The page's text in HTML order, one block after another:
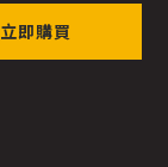
立即購買